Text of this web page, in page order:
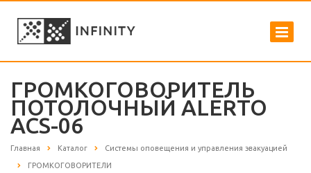
ГРОМКОГОВОРИТЕЛЬ
ПОТОЛОЧНЫЙ ALERTO
ACS-06
Главная Каталог Системы оповещения и управления эвакуацией
ГРОМКОГОВОРИТЕЛИ